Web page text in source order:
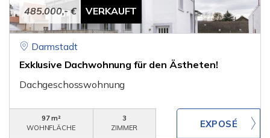
485.000,- € VERKAUFT
Darmstadt
Exklusive Dachwohnung für den Ästheten!
Dachgeschosswohnung
97 m²
WOHNFLÄCHE
3
ZIMMER